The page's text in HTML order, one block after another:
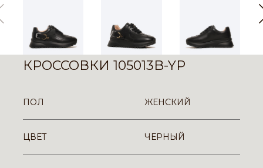
КРОССОВКИ 105013B-YP
ПОЛ ЖЕНСКИЙ
ЦВЕТ ЧЕРНЫЙ